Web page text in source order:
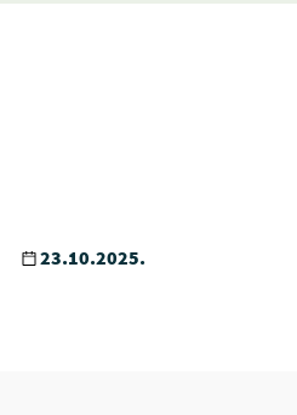
23.10.2025.